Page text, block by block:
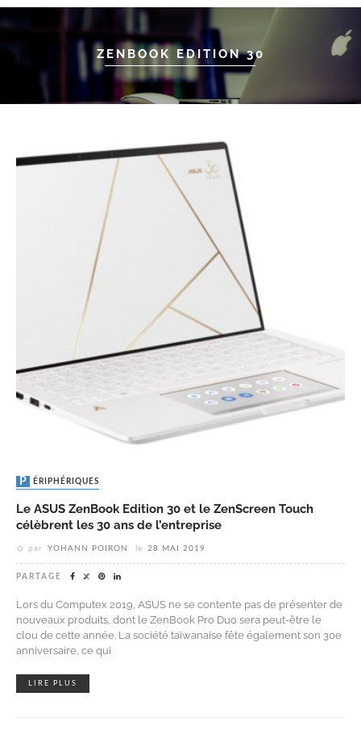
ZENBOOK EDITION 30
PÉRIPHÉRIQUES
Le ASUS ZenBook Edition 30 et le ZenScreen Touch
célèbrent les 30 ans de l’entreprise
par YOHANN POIRON le 28 MAI 2019
PARTAGE
Lors du Computex 2019, ASUS ne se contente pas de présenter de
nouveaux produits, dont le ZenBook Pro Duo sera peut-être le
clou de cette année. La société taïwanaise fête également son 30e
anniversaire, ce qui
LIRE PLUS